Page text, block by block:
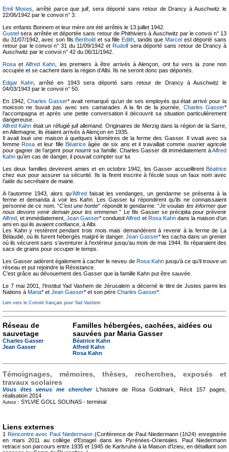
Emil Moses , arrêté parce que juif, sera déporté sans retour de Drancy à Auschwitz le
22/06/1942 par le convoi n° 3.
Les enfants Bonnem et leur mère ont été arrêtés le 13 juillet 1942.
Gustel sera arrêtée et déportée sans retour de Phithiviers à Auschwitz par le convoi n° 13
du 31/07/1942, avec son filsBerthold et sa filleEdith , tandis queMarcel est déporté sans
retour par le convoi n° 31 du 11/09/1942 et Rudolfsera déporté sans retour de Drancy à
Auschwitz par le convoi n° 42 du 06/11/1942.
Rosa et Alfred Kahn , les premiers à être arrivés à Alençon, ont fui vers la zone non
occupée et se cachent dans la région d’Albi. Ils ne seront donc pas déportés.
Edgar Kahn , arrêté en 1943 sera déporté sans retour de Drancy à Auschwitz le
04/03/1943 par le convoi n° 50.
En 1942, Charles Gasser* avait remarqué qu’un de ses employés qui était arrivé pour la
moisson ne buvait pas avec ses camarades. A la fin de la journée, Charles Gasser*
l’accompagna et après une petite conversation il découvrit sa situation particulièrement
dangereuse.
Alfred Kahn était un réfugié juif allemand. Originaires de Merzig dans la région de la Sarre,
en Allemagne, ils étaient arrivés à Alençon en 1935.
Il avait loué une maison à quelques kilomètres de la ferme des Gasser. Il vivait avec sa
femmeRosa et leur filleBéatrice âgée de six ans et il travaillait comme ouvrier agricole
pour gagner de l’argent pour nourrir sa famille. Charles Gasser dit immédiatement àAlfred
Kahn qu’en cas de danger, il pouvait compter sur lui.
Les deux familles devinrent amies et en octobre 1942, les Gasser accueillirent Béatrice
chez eux pour assurer sa sécurité. Ils la firent inscrire à l’école sous un faux nom avec
l’aide du secrétaire de mairie.
A l’automne 1943, alors qu’Alfredfaisait les vendanges, un gendarme se présenta à la
ferme et demanda à voir les Kahn. Les Gasser lui répondirent qu’ils ne connaissaient
personne de ce nom. “C’est une honte” répondit le gendarme. “Je voulais les informer que
nous devons venir demain pour les emmener.” Le fils Gasser se précipita pour prévenir
Alfred , et immédiatement,Jean Gasser* conduisitAlfred et Rosa Kahndans la maison d’un
ami en qui ils avaient confiance, à Albi.
Les Kahn y restèrent pendant trois mois mais demandèrent à revenir à la ferme de La
Bélaudié, où ils furent hébergés malgré le danger. Jean Gasser* les cacha dans un grenier
où ils vécurent sans s’aventurer à l’extérieur jusqu’au mois de mai 1944. Ils réparaient des
sacs de grains pour occuper le temps.
Les Gasser aidèrent également à cacher le neveu de Rosa Kahnjusqu’à ce qu’il trouve un
réseau et put rejoindre la Résistance.
C’est grâce au dévouement des Gasser que la famille Kahn put être sauvée.
Le 7 mai 2001, l’Institut Yad Vashem de Jérusalem a décerné le titre de Justes parmi les
Nations à Maria* et Jean Gasser* et son père Charles Gasser*.
Lien vers le Comité français pour Yad Vashem
Réseau de
sauvetage
Charles Gasser
Jean Gasser
Familles hébergées, cachées, aidées ou
sauvées par Maria Gasser
Béatrice Kahn
Alfred Kahn
Rosa Kahn
Témoignages, mémoires, thèses, recherches, exposés et
travaux scolaires
Vous êtes venus me chercherL'histoire de Rosa Goldmark, Récit
157 pages,
réalisation 2014
Auteur : SYLVIE GOLL SOLINAS - terminal
Liens externes
1 Rencontre avec Paul Niedermann(Conférence de Paul Niedermann (1h24) enregistrée
en mars 2011 au collège d'Estagel dans les Pyrénées-Orientales. Paul Niedermann
retrace son parcours entre 1935 et 1945 de Karlsruhe à la Maison d'Izieu, en détaillant son